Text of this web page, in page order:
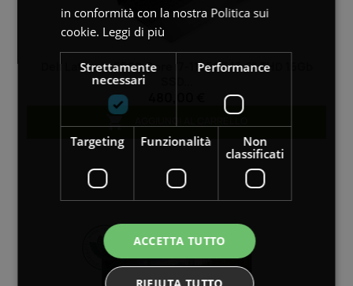
Dell Latitude 5520 Core I7-1185G7 15.6" FHD 16Gb

in conformità con la nostra Politica sui
cookie. Leggi di più
Strettamente
necessari
Performance
Targeting Funzionalità
Non
classificati
ACCETTA TUTTO
RIFIUTA TUTTO